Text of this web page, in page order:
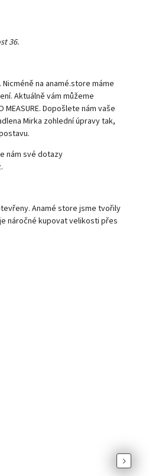
36.
na anamé.store máme
Aktuálně vám můžeme
Dopošlete nám vaše
Mirka zohlední úpravy tak,
nám své dotazy
Anamé store jsme tvořily
náročné kupovat velikosti přes
Next